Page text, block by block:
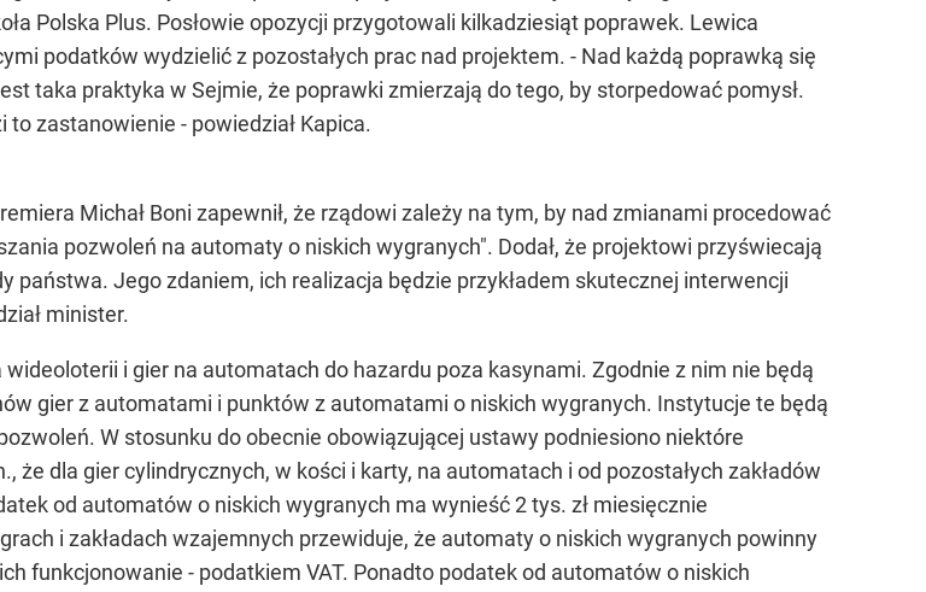
Polska Plus. Posłowie opozycji przygotowali kilkadziesiąt poprawek. Lewica
podatków wydzielić z pozostałych prac nad projektem. - Nad każdą poprawką się
taka praktyka w Sejmie, że poprawki zmierzają do tego, by storpedować pomysł.
zastanowienie - powiedział Kapica.
Michał Boni zapewnił, że rządowi zależy na tym, by nad zmianami procedować
pozwoleń na automaty o niskich wygranych". Dodał, że projektowi przyświecają
państwa. Jego zdaniem, ich realizacja będzie przykładem skutecznej interwencji
minister.
i gier na automatach do hazardu poza kasynami. Zgodnie z nim nie będą
gier z automatami i punktów z automatami o niskich wygranych. Instytucje te będą
W stosunku do obecnie obowiązującej ustawy podniesiono niektóre
dla gier cylindrycznych, w kości i karty, na automatach i od pozostałych zakładów
od automatów o niskich wygranych ma wynieść 2 tys. zł miesięcznie
i zakładach wzajemnych przewiduje, że automaty o niskich wygranych powinny
funkcjonowanie - podatkiem VAT. Ponadto podatek od automatów o niskich